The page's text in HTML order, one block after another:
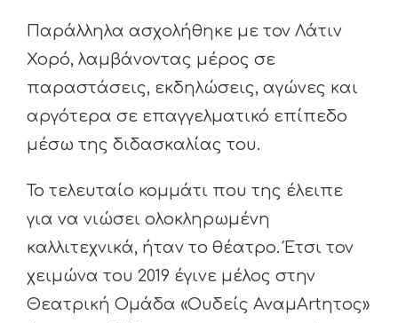
Παράλληλα ασχολήθηκε με τον Λάτιν
Χορό, λαμβάνοντας μέρος σε
παραστάσεις, εκδηλώσεις, αγώνες και
αργότερα σε επαγγελματικό επίπεδο
μέσω της διδασκαλίας του.
Το τελευταίο κομμάτι που της έλειπε
για να νιώσει ολοκληρωμένη
καλλιτεχνικά, ήταν το θέατρο. Έτσι τον
χειμώνα του 2019 έγινε μέλος στην
Θεατρική Ομάδα «Ουδείς ΑναμArtητος»